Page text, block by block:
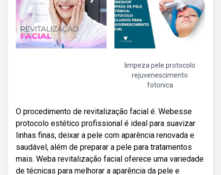
limpeza pele protocolo
rejuvenescimento
fotonica
O procedimento de revitalização facial é. Webesse
protocolo estético profissional é ideal para suavizar
linhas finas, deixar a pele com aparência renovada e
saudável, além de preparar a pele para tratamentos
mais. Weba revitalização facial oferece uma variedade
de técnicas para melhorar a aparência da pele e